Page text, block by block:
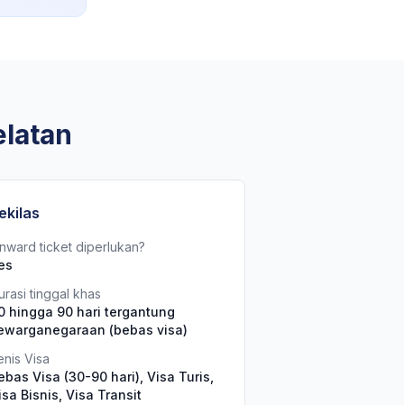
ticket diperlukan?
tinggal khas
hingga 90 hari tergantung
(bebas visa)
Visa
Visa (30-90 hari), Visa Turis,
Bisnis, Visa Transit